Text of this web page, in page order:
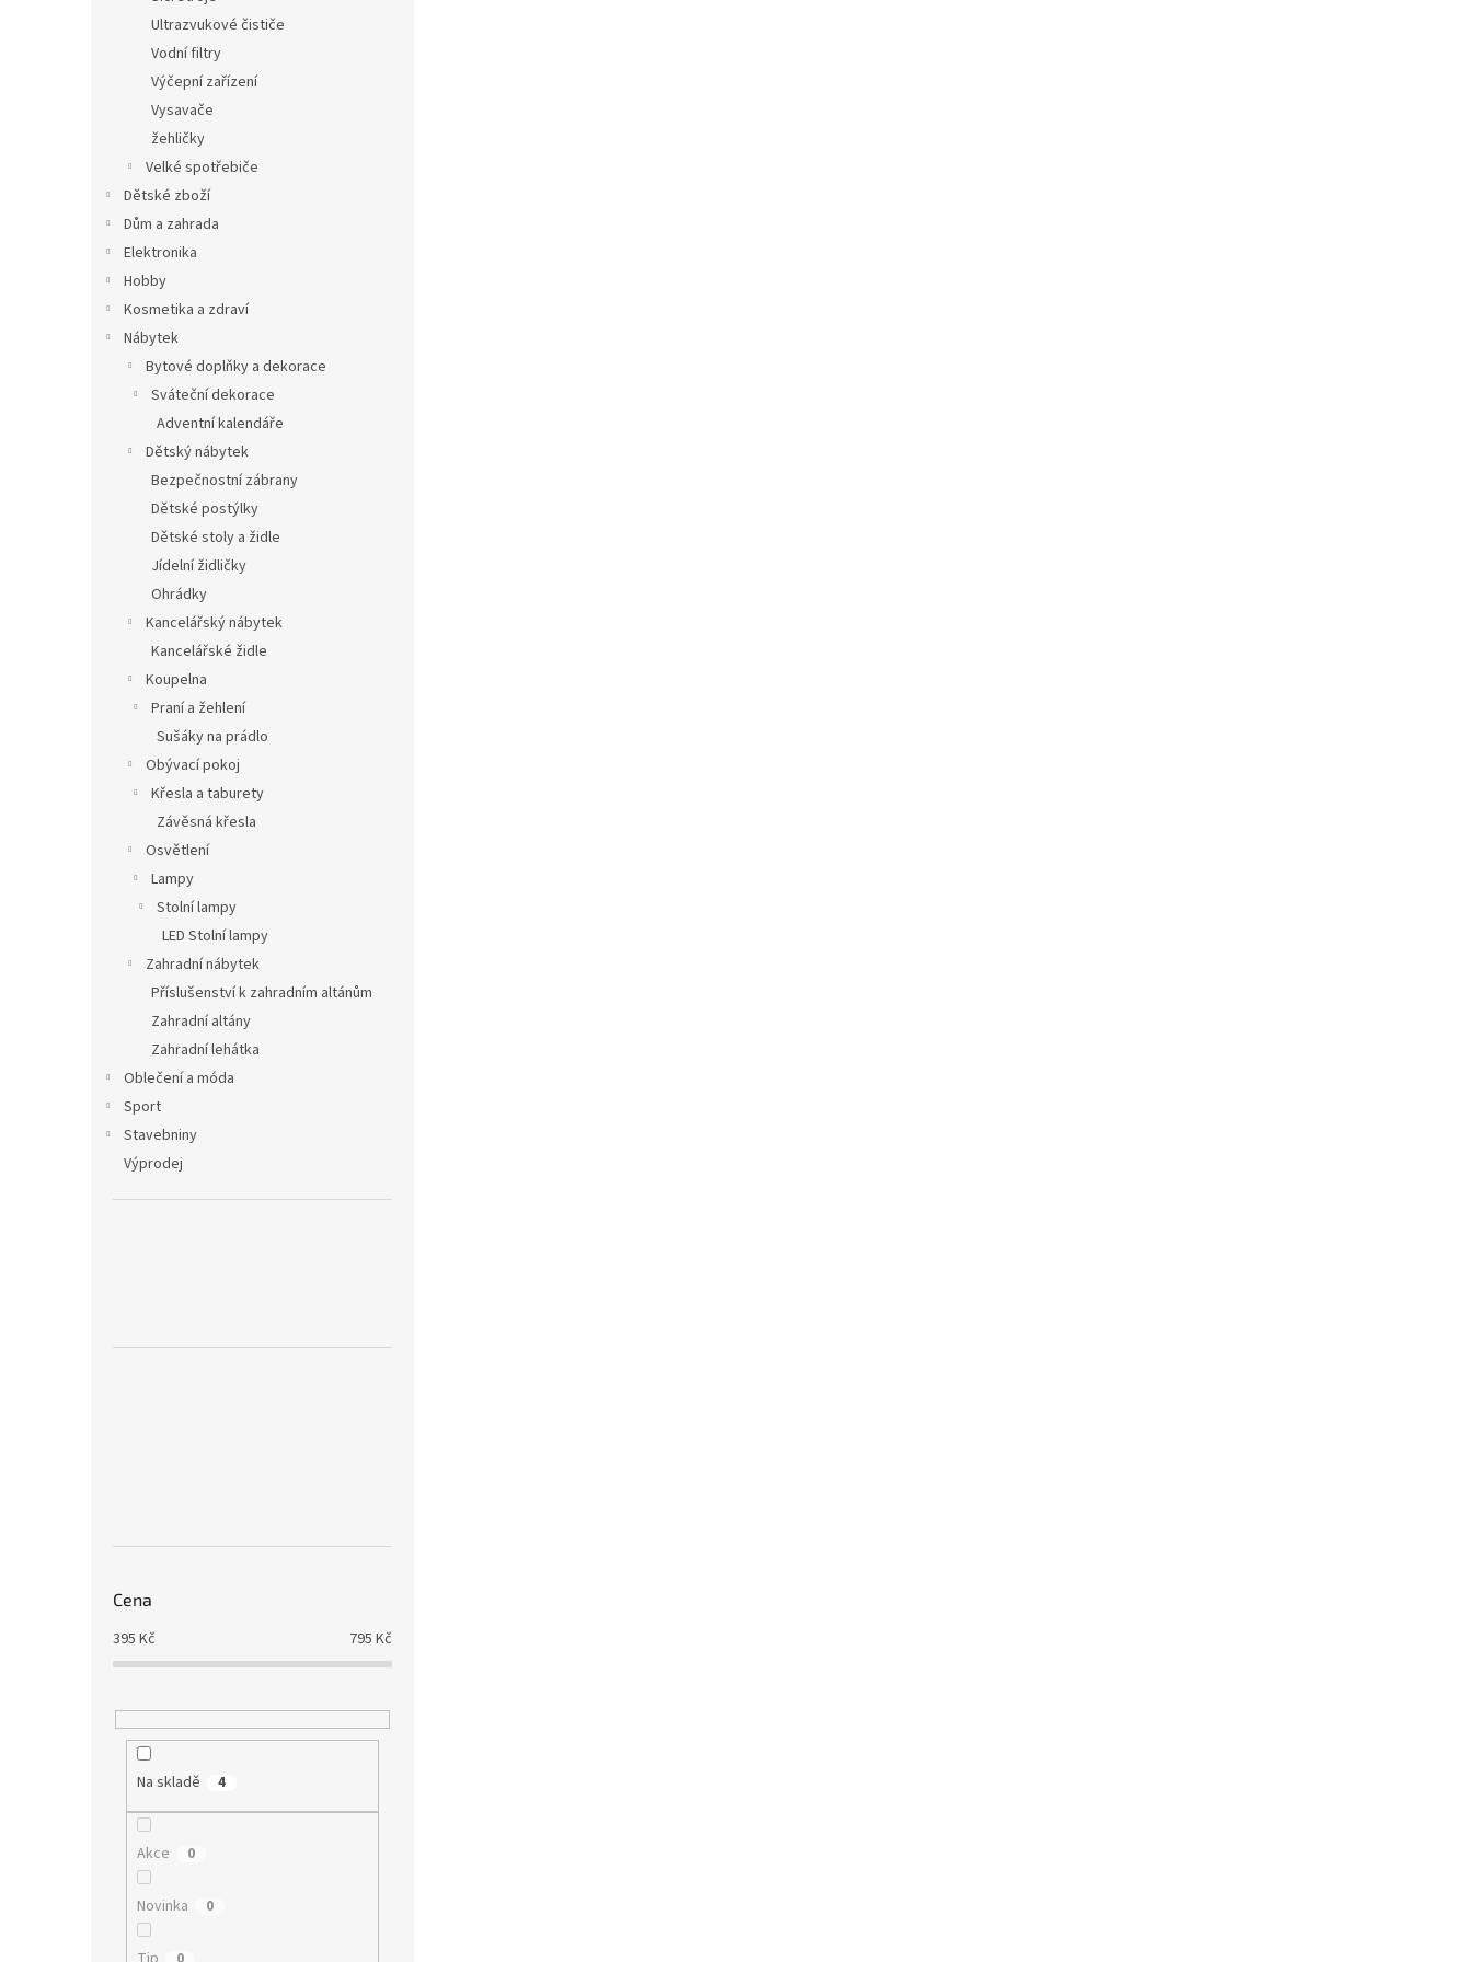
Ultrazvukové čističe
Vodní filtry
Výčepní zařízení
Vysavače
žehličky
Velké spotřebiče
Dětské zboží
Dům a zahrada
Elektronika
Hobby
Kosmetika a zdraví
Nábytek
Bytové doplňky a dekorace
Sváteční dekorace
Adventní kalendáře
Dětský nábytek
Bezpečnostní zábrany
Dětské postýlky
Dětské stoly a židle
Jídelní židličky
Ohrádky
Kancelářský nábytek
Kancelářské židle
Koupelna
Praní a žehlení
Sušáky na prádlo
Obývací pokoj
Křesla a taburety
Závěsná křesla
Osvětlení
Lampy
Stolní lampy
LED Stolní lampy
Zahradní nábytek
Příslušenství k zahradním altánům
Zahradní altány
Zahradní lehátka
Oblečení a móda
Sport
Stavebniny
Výprodej
Cena
395 Kč 795 Kč
Na skladě 4
Akce 0
Novinka 0